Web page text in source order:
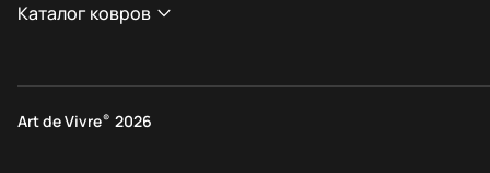
Каталог ковров
Art de Vivre® 2026